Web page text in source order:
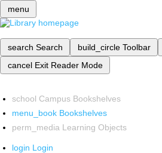
menu
search Search build_circle Toolbar
cancel Exit Reader Mode
school Campus Bookshelves
menu_book Bookshelves
perm_media Learning Objects
login Login